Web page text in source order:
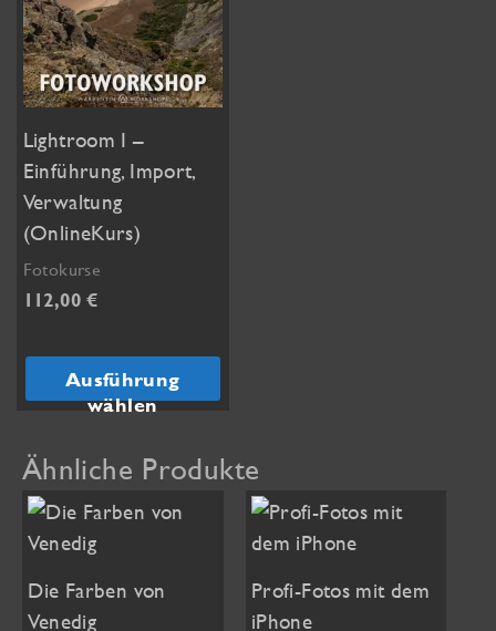
Lightroom I –
Einführung, Import,
Verwaltung
(OnlineKurs)
Fotokurse
112,00€
Ausführung
wählen
Produkt
weist
Varianten
auf.
Die
Optionen
können
auf
Ähnliche Produkte
Die Farben von
Venedig
Profi-Fotos mit dem
iPhone